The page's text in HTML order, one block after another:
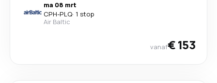
ma 08 mrt
CPH-PLQ· 1 stop
Air Baltic
vanaf€ 153